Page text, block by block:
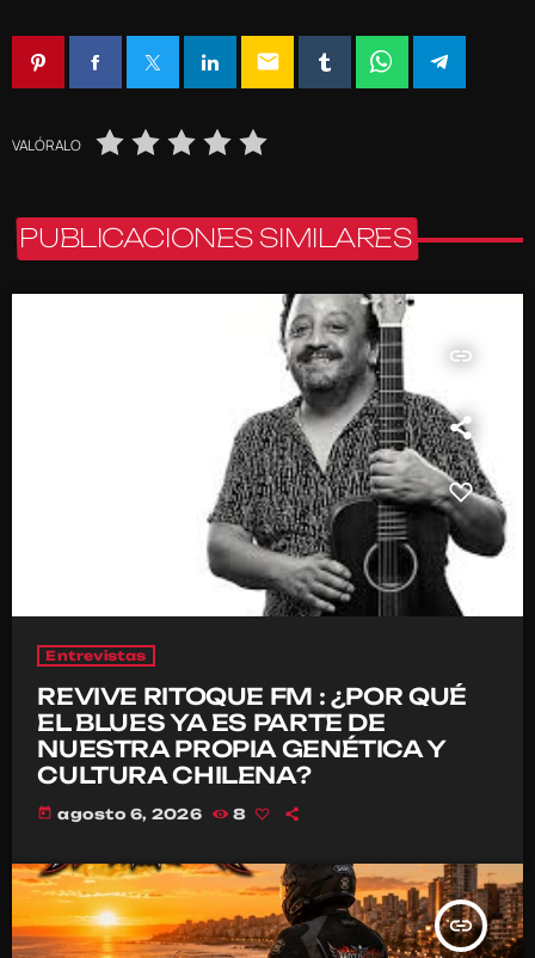
email
VALÓRALO
PUBLICACIONES SIMILARES
insert_link
Entrevistas
REVIVE RITOQUE FM : ¿POR QUÉ
EL BLUES YA ES PARTE DE
NUESTRA PROPIA GENÉTICA Y
CULTURA CHILENA?
today agosto 6, 2026 8
insert_link